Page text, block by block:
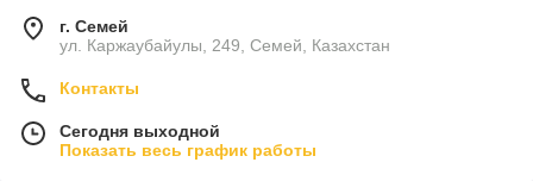
г. Семей
ул. Каржаубайулы, 249, Семей, Казахстан
Контакты
Сегодня выходной
Показать весь график работы